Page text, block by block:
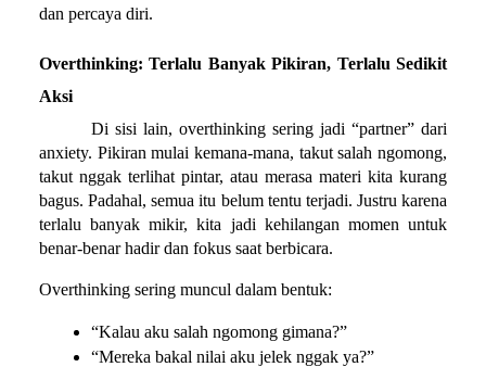
dan percaya diri.
Overthinking: Terlalu Banyak Pikiran, Terlalu Sedikit
Aksi
Di sisi lain, overthinking sering jadi “partner” dari
anxiety. Pikiran mulai kemana-mana, takut salah ngomong,
takut nggak terlihat pintar, atau merasa materi kita kurang
bagus. Padahal, semua itu belum tentu terjadi. Justru karena
terlalu banyak mikir, kita jadi kehilangan momen untuk
benar-benar hadir dan fokus saat berbicara.
Overthinking sering muncul dalam bentuk:
“Kalau aku salah ngomong gimana?”
“Mereka bakal nilai aku jelek nggak ya?”